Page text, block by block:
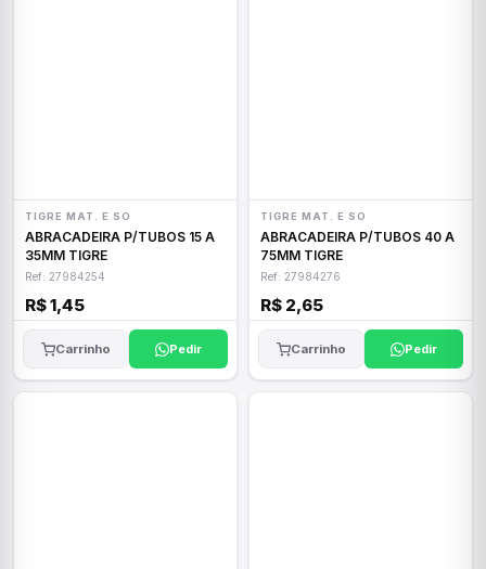
TIGRE MAT. E SO
ABRACADEIRA P/TUBOS 15 A
35MM TIGRE
Ref: 27984254
R$ 1,45
Carrinho Pedir
TIGRE MAT. E SO
ABRACADEIRA P/TUBOS 40 A
75MM TIGRE
Ref: 27984276
R$ 2,65
Carrinho Pedir